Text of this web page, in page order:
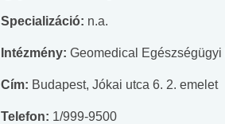
Specializáció: n.a.
Intézmény: Geomedical Egészségügyi
Cím: Budapest, Jókai utca 6. 2. emelet
Telefon: 1/999-9500